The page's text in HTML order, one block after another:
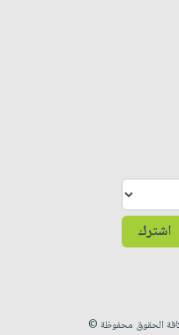
اشترك